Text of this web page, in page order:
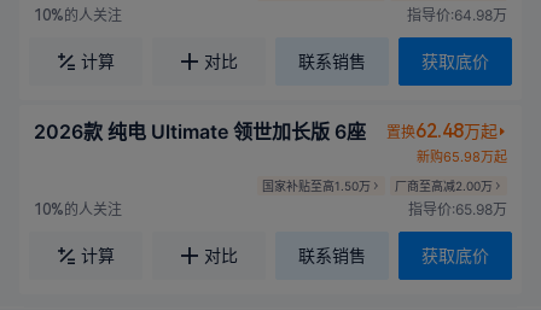
10%的人关注 指导价:64.98万
计算 对比 联系销售 获取底价
2026款 纯电 Ultimate 领世加长版 6座 置换62.48万起
新购65.98万起
国家补贴至高1.50万 厂商至高减2.00万
10%的人关注 指导价:65.98万
计算 对比 联系销售 获取底价